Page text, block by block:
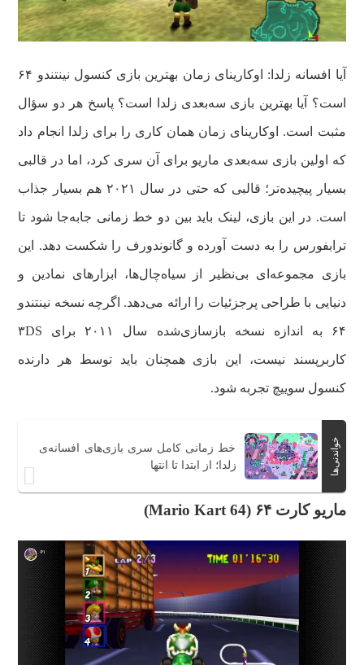
آیا افسانه زلدا: اوکارینای زمان بهترین بازی کنسول نینتندو ۶۴
است؟ آیا بهترین بازی سه‌بعدی زلدا است؟ پاسخ هر دو سؤال
مثبت است. اوکارینای زمان همان کاری را برای زلدا انجام داد
که اولین بازی سه‌بعدی ماریو برای آن سری کرد، اما در قالبی
بسیار پیچیده‌تر؛ قالبی که حتی در سال ۲۰۲۱ هم بسیار جذاب
است. در این بازی، لینک باید بین دو خط زمانی جابه‌جا شود تا
ترابفورس را به دست آورده و گانوندورف را شکست دهد. این
بازی مجموعه‌ای بی‌نظیر از سیاه‌چال‌ها، ابزارهای نمادین و
دنیایی با طراحی پرجزئیات را ارائه می‌دهد. اگرچه نسخه نینتندو
۶۴ به‌ اندازه نسخه بازسازی‌شده سال ۲۰۱۱ برای ۳DS
کاربرپسند نیست، این بازی همچنان باید توسط هر دارنده
کنسول سوییچ تجربه شود.
خواندنی‌ها
خط زمانی کامل سری بازی‌های افسانه‌ی
زلدا؛ از ابتدا تا انتها
ماریو کارت ۶۴ (Mario Kart 64)